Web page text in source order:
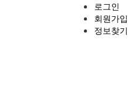
로그인
회원가입
정보찾기